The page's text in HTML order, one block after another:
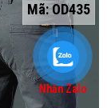
Mã:OD435
Nhắn Zalo